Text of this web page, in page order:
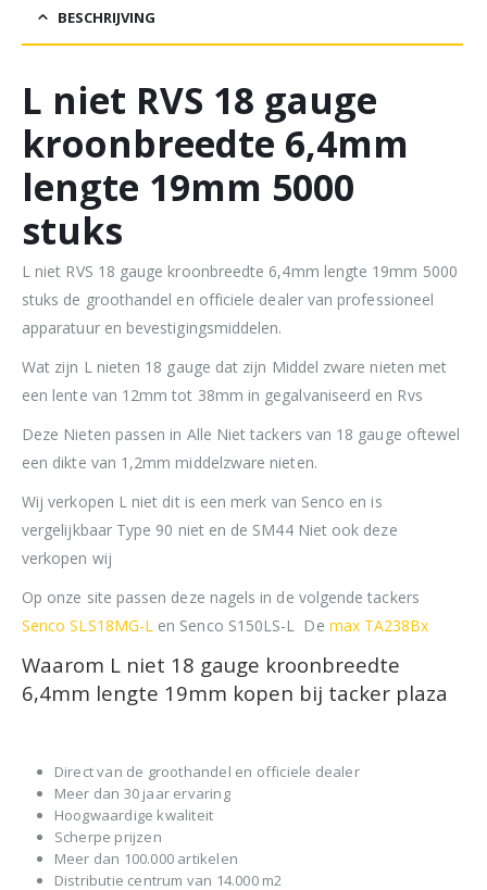
BESCHRIJVING
L niet RVS 18 gauge
kroonbreedte 6,4mm
lengte 19mm 5000
stuks
L niet RVS 18 gauge kroonbreedte 6,4mm lengte 19mm 5000
stuks de groothandel en officiele dealer van professioneel
apparatuur en bevestigingsmiddelen.
Wat zijn L nieten 18 gauge dat zijn Middel zware nieten met
een lente van 12mm tot 38mm in gegalvaniseerd en Rvs
Deze Nieten passen in Alle Niet tackers van 18 gauge oftewel
een dikte van 1,2mm middelzware nieten.
Wij verkopen L niet dit is een merk van Senco en is
vergelijkbaar Type 90 niet en de SM44 Niet ook deze
verkopen wij
Op onze site passen deze nagels in de volgende tackers
Senco SLS18MG-L en Senco S150LS-L De max TA238Bx
Waarom L niet 18 gauge kroonbreedte
6,4mm lengte 19mm kopen bij tacker plaza
Direct van de groothandel en officiele dealer
Meer dan 30 jaar ervaring
Hoogwaardige kwaliteit
Scherpe prijzen
Meer dan 100.000 artikelen
Distributie centrum van 14.000 m2